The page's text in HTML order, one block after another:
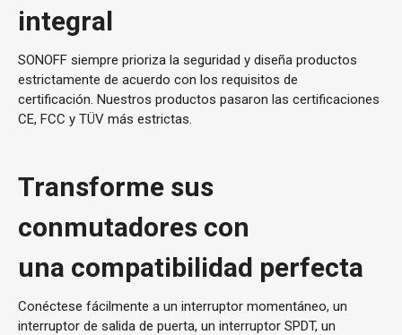
integral
SONOFF siempre prioriza la seguridad y diseña productos
estrictamente de acuerdo con los requisitos de
certificación. Nuestros productos pasaron las certificaciones
CE, FCC y TÜV más estrictas.
Transforme sus
conmutadores con
una compatibilidad perfecta
Conéctese fácilmente a un interruptor momentáneo, un
interruptor de salida de puerta, un interruptor SPDT, un